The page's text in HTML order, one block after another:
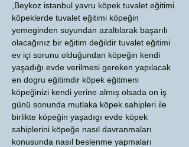
,Beykoz istanbul yavru köpek tuvalet eğitimi
köpeklerde tuvalet eğitimi köpeğin
yemeginden suyundan azaltılarak başarılı
olacağınız bir eğitim değildir tuvalet eğitimi
ev içi sorunu olduğundan köpeğin kendi
yaşadığı evde verilmesi gereken yapılacak
en dogru eğitimdir köpek eğitmeni
köpeğinizi kendi yerine almış olsada on iş
günü sonunda mutlaka köpek sahipleri ile
birlikte köpeğin yaşadıgı evde köpek
sahiplerini köpeğe nasıl davranmaları
konusunda nasıl beslenme yapmaları